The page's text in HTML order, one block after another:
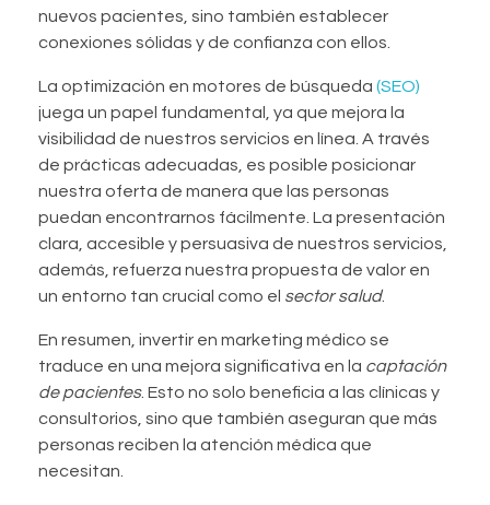
nuevos pacientes, sino también establecer
conexiones sólidas y de confianza con ellos.
La optimización en motores de búsqueda (SEO)
juega un papel fundamental, ya que mejora la
visibilidad de nuestros servicios en línea. A través
de prácticas adecuadas, es posible posicionar
nuestra oferta de manera que las personas
puedan encontrarnos fácilmente. La presentación
clara, accesible y persuasiva de nuestros servicios,
además, refuerza nuestra propuesta de valor en
un entorno tan crucial como el sector salud.
En resumen, invertir en marketing médico se
traduce en una mejora significativa en la captación
de pacientes. Esto no solo beneficia a las clínicas y
consultorios, sino que también aseguran que más
personas reciben la atención médica que
necesitan.